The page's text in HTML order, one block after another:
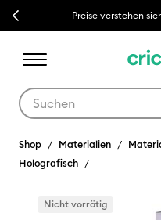
Previous Preise verstehen
Shop Materialien
Holografisch
Nicht vorrätig